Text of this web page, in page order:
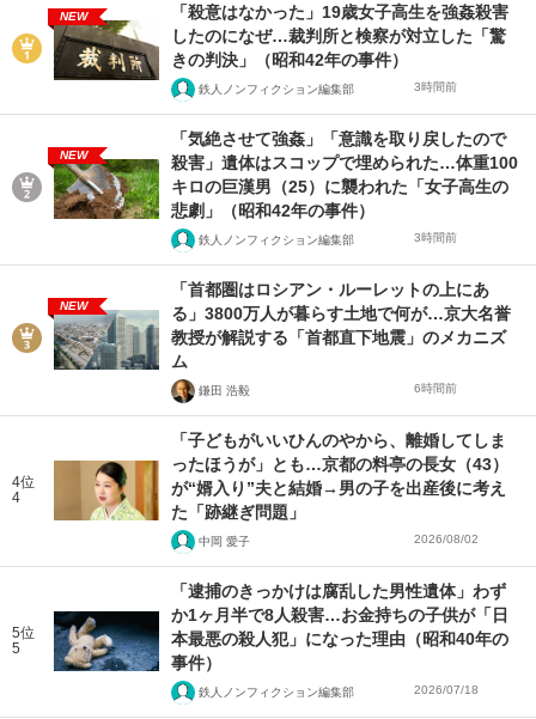
NEW
「殺意はなかった」19歳女子高生を強姦殺害
したのになぜ…裁判所と検察が対立した「驚
きの判決」（昭和42年の事件）
鉄人ノンフィクション編集部 3時間前
NEW
「気絶させて強姦」「意識を取り戻したので
殺害」遺体はスコップで埋められた…体重100
キロの巨漢男（25）に襲われた「女子高生の
悲劇」（昭和42年の事件）
鉄人ノンフィクション編集部 3時間前
NEW
「首都圏はロシアン・ルーレットの上にあ
る」3800万人が暮らす土地で何が…京大名誉
教授が解説する「首都直下地震」のメカニズ
ム
鎌田 浩毅 6時間前
4位
4
「子どもがいいひんのやから、離婚してしま
ったほうが」とも…京都の料亭の長女（43）
が“婿入り”夫と結婚→男の子を出産後に考え
た「跡継ぎ問題」
中岡 愛子 2026/08/02
5位
5
「逮捕のきっかけは腐乱した男性遺体」わず
か1ヶ月半で8人殺害…お金持ちの子供が「日
本最悪の殺人犯」になった理由（昭和40年の
事件）
鉄人ノンフィクション編集部 2026/07/18